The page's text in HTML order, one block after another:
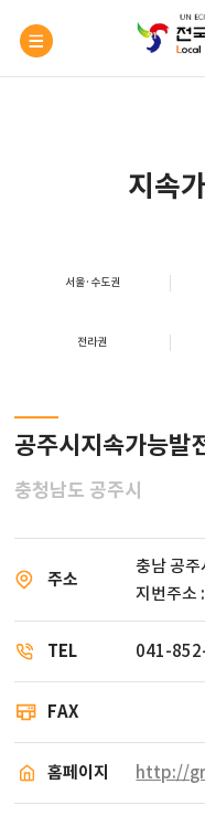
지속
서울·수도권
전라권
공주시지속가능발
충청남도 공주시
주소
충남 공
지번주소
TEL 041-
FAX
홈페이지 http://